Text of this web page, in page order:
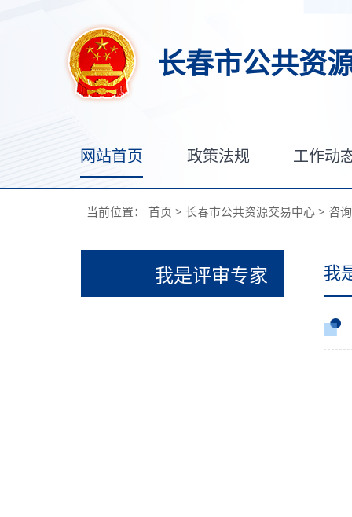
长春市公共资
网站首页 政策法规 工作动
当前位置： 首页 > 长春市公共资源交易中心 > 咨
我是评审专家 我